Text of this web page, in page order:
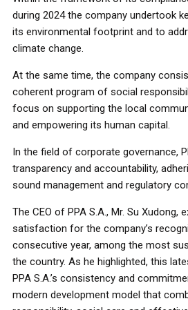
during 2024 the company undertook
its environmental footprint and to
climate change.
At the same time, the company
coherent program of social
focus on supporting the local
and empowering its human capital.
In the field of corporate governance,
transparency and accountability,
sound management and regulatory
The CEO of PPA S.A., Mr. Su Xudong,
satisfaction for the company’s
consecutive year, among the most
the country. As he highlighted, this
PPA S.A.’s consistency and
modern development model that